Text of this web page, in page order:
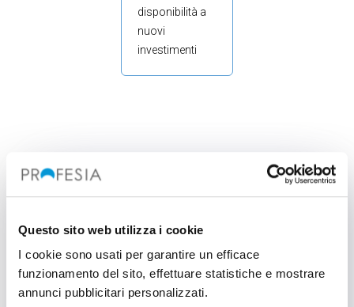
Questo sito web utilizza i cookie
I cookie sono usati per garantire un efficace
funzionamento del sito, effettuare statistiche e mostrare
annunci pubblicitari personalizzati.
disponibilità a
nuovi
investimenti
Infrastruttura in grado di fare
onboarding di partner e